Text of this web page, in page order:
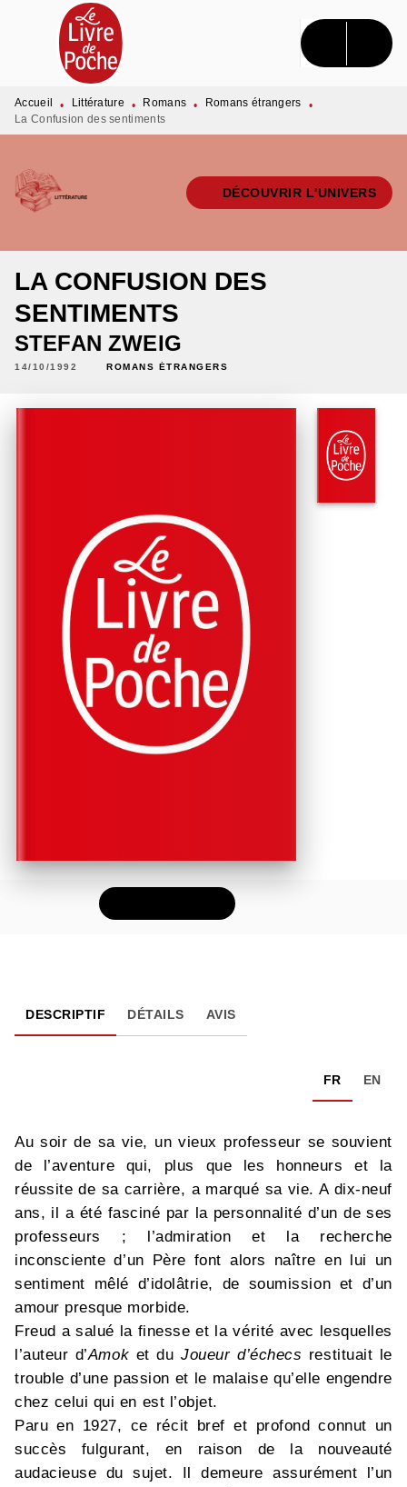
MENU RECHERCHE CONTENU
PIED DE PAGE
Accueil • Littérature • Romans • Romans étrangers
•
La Confusion des sentiments
DÉCOUVRIR L'UNIVERS
LA CONFUSION DES
SENTIMENTS
STEFAN ZWEIG
14/10/1992 ROMANS ÉTRANGERS
DESCRIPTIF DÉTAILS AVIS
FR EN
Au soir de sa vie, un vieux professeur se souvient
de l’aventure qui, plus que les honneurs et la
réussite de sa carrière, a marqué sa vie. A dix-neuf
ans, il a été fasciné par la personnalité d’un de ses
professeurs ; l’admiration et la recherche
inconsciente d’un Père font alors naître en lui un
sentiment mêlé d’idolâtrie, de soumission et d’un
amour presque morbide.
Freud a salué la finesse et la vérité avec lesquelles
l’auteur d’Amok et duJoueur d’échecs restituait le
trouble d’une passion et le malaise qu’elle engendre
chez celui qui en est l’objet.
Paru en 1927, ce récit bref et profond connut un
succès fulgurant, en raison de la nouveauté
audacieuse du sujet. Il demeure assurément l’un